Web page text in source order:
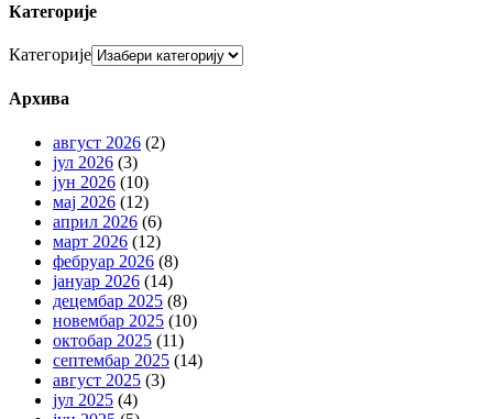
Категорије
Категорије
Архива
август 2026 (2)
јул 2026 (3)
јун 2026 (10)
мај 2026 (12)
април 2026 (6)
март 2026 (12)
фебруар 2026 (8)
јануар 2026 (14)
децембар 2025 (8)
новембар 2025 (10)
октобар 2025 (11)
септембар 2025 (14)
август 2025 (3)
јул 2025 (4)